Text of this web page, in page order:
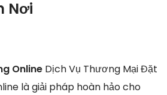
Nơi
Online Dịch Vụ Thương Mại Đặt
là giải pháp hoàn hảo cho